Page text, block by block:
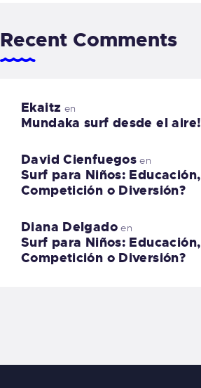
Recent Comments
Ekaitz en
Mundaka surf desde el aire!
David Cienfuegos en
Surf para Niños: Educación,
Competición o Diversión?
Diana Delgadoen
Surf para Niños: Educación,
Competición o Diversión?